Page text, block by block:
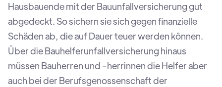
Hausbauende mit der Bauunfallversicherung gut
abgedeckt. So sichern sie sich gegen finanzielle
Schäden ab, die auf Dauer teuer werden können.
Über die Bauhelferunfallversicherung hinaus
müssen Bauherren und -herrinnen die Helfer aber
auch bei der Berufsgenossenschaft der